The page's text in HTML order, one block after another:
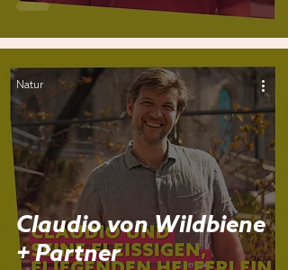
Claudio von Wildbiene
+ Partner
Natur